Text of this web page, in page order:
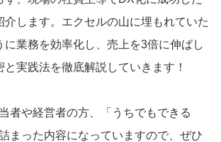
介します。エクセルの山に埋もれていた
に業務を効率化し、売上を3倍に伸ばし
実践法を徹底解説していきます！
者や経営者の方、「うちでもできる
まった内容になっていますので、ぜひ